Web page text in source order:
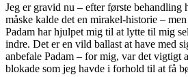
Jeg er gravid nu – efter første behandling
måske kalde det en mirakel-historie –
Padam har hjulpet mig til at lytte til mig
indre. Det er en vild ballast at have med
anbefale Padam – for mig, var det vigtigt
blokade som jeg havde i forhold til at få